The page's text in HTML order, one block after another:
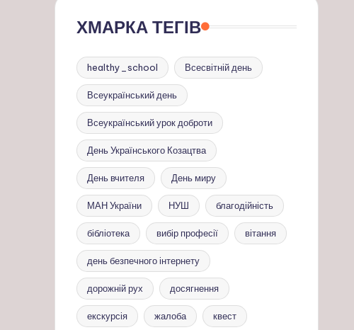
ХМАРКА ТЕГІВ
healthy_school Всесвітній день
Всеукраїнський день
Всеукраїнський урок доброти
День Українського Козацтва
День вчителя День миру
МАН України НУШ благодійність
бібліотека вибір професії вітання
день безпечного інтернету
дорожній рух досягнення
екскурсія жалоба квест